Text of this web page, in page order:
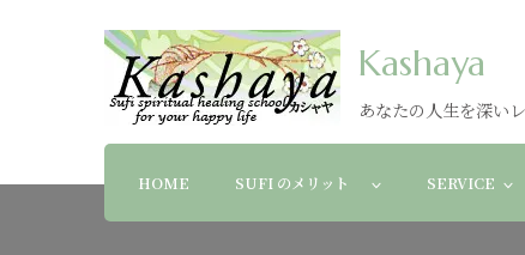
Kashaya
あなたの人生を深い
HOME SUFI のメリット SERVICE